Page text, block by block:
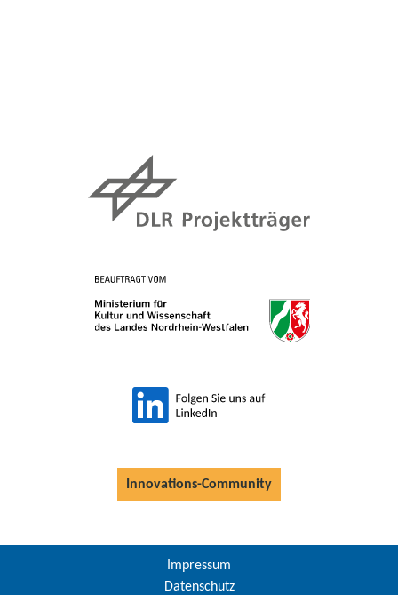
Innovations-Community
Impressum
Datenschutz